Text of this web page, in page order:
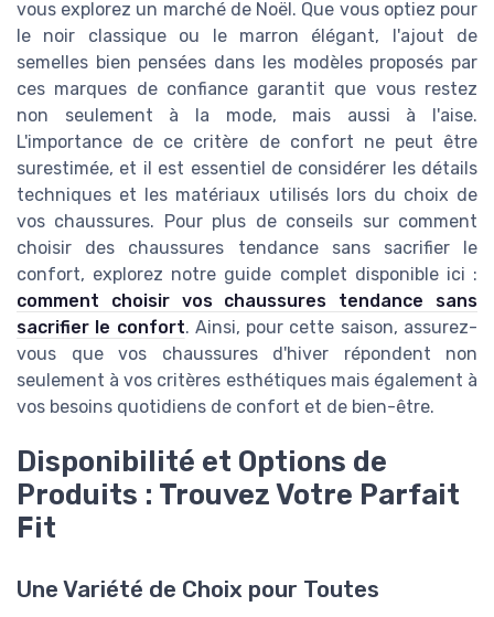
vous explorez un marché de Noël. Que vous optiez pour
le noir classique ou le marron élégant, l'ajout de
semelles bien pensées dans les modèles proposés par
ces marques de confiance garantit que vous restez
non seulement à la mode, mais aussi à l'aise.
L'importance de ce critère de confort ne peut être
surestimée, et il est essentiel de considérer les détails
techniques et les matériaux utilisés lors du choix de
vos chaussures. Pour plus de conseils sur comment
choisir des chaussures tendance sans sacrifier le
confort, explorez notre guide complet disponible ici :
comment choisir vos chaussures tendance sans
sacrifier le confort. Ainsi, pour cette saison, assurez-
vous que vos chaussures d'hiver répondent non
seulement à vos critères esthétiques mais également à
vos besoins quotidiens de confort et de bien-être.
Disponibilité et Options de
Produits : Trouvez Votre Parfait
Fit
Une Variété de Choix pour Toutes